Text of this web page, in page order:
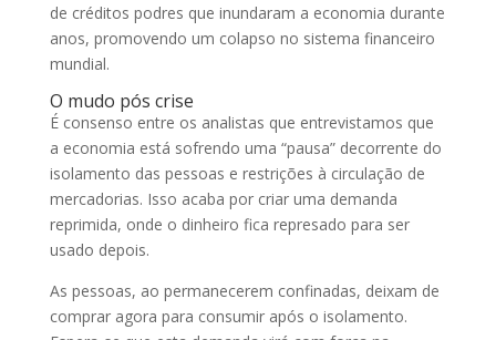
de créditos podres que inundaram a economia durante
anos, promovendo um colapso no sistema financeiro
mundial.
O mudo pós crise
É consenso entre os analistas que entrevistamos que
a economia está sofrendo uma “pausa” decorrente do
isolamento das pessoas e restrições à circulação de
mercadorias. Isso acaba por criar uma demanda
reprimida, onde o dinheiro fica represado para ser
usado depois.
As pessoas, ao permanecerem confinadas, deixam de
comprar agora para consumir após o isolamento.